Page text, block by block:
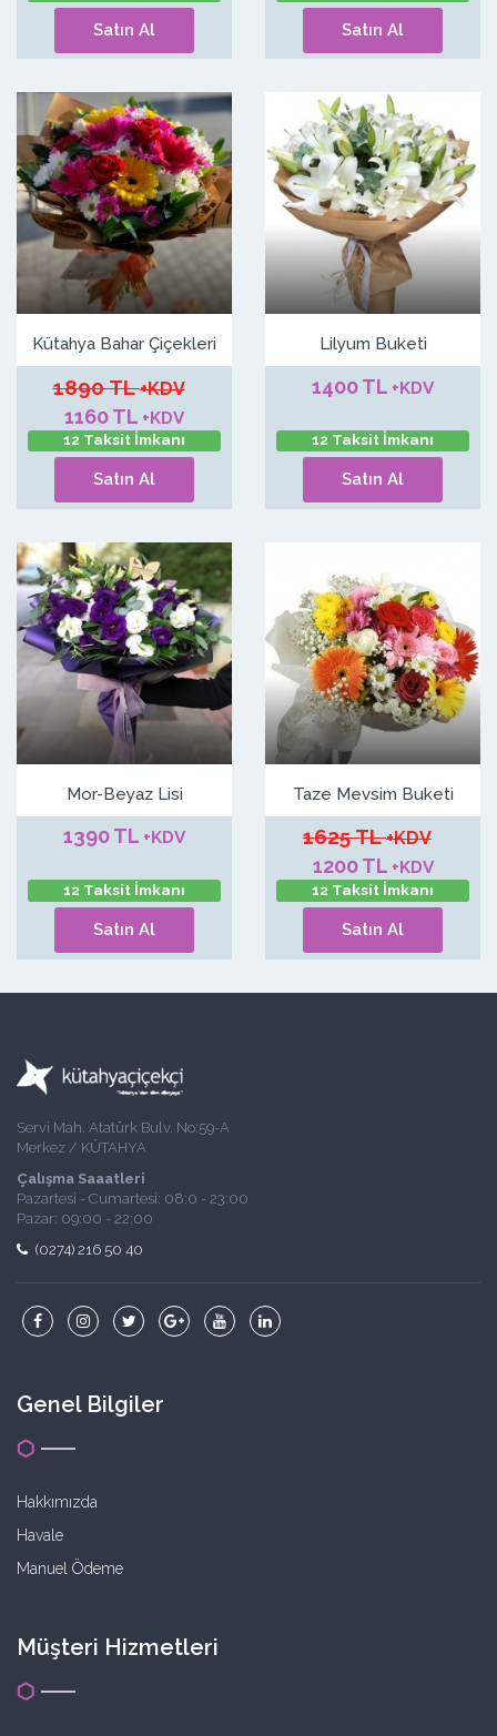
Satın Al Satın Al
Kütahya Bahar Çiçekleri
1890 TL+KDV
1160 TL +KDV
12 Taksit İmkanı
Satın Al
Lilyum Buketi
1400 TL +KDV
12 Taksit İmkanı
Satın Al
Mor-Beyaz Lisi
1390 TL +KDV
12 Taksit İmkanı
Satın Al
Taze Mevsim Buketi
1625 TL+KDV
1200 TL +KDV
12 Taksit İmkanı
Satın Al
Servi Mah. Atatürk Bulv. No:59-A
Merkez / KÜTAHYA
Çalışma Saaatleri
Pazartesi - Cumartesi: 08:0 - 23:00
Pazar: 09:00 - 22:00
(0274) 216 50 40
Genel Bilgiler
Hakkımızda
Havale
Manuel Ödeme
Müşteri Hizmetleri